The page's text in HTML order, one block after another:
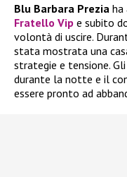
Blu Barbara Prezia ha
Fratello Vip e subito
volontà di uscire.
stata mostrata una
strategie e tensione.
durante la notte e il
essere pronto ad